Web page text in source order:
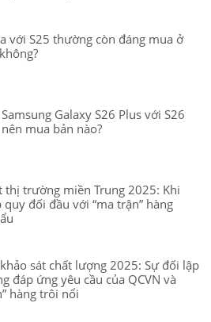
với S25 thường còn đáng mua ở
Galaxy S26 Plus với S26
mua bản nào?
thị trường miền Trung 2025: Khi
đối đầu với “ma trận” hàng
sát chất lượng 2025: Sự đối lập
đáp ứng yêu cầu của QCVN và
hàng trôi nổi